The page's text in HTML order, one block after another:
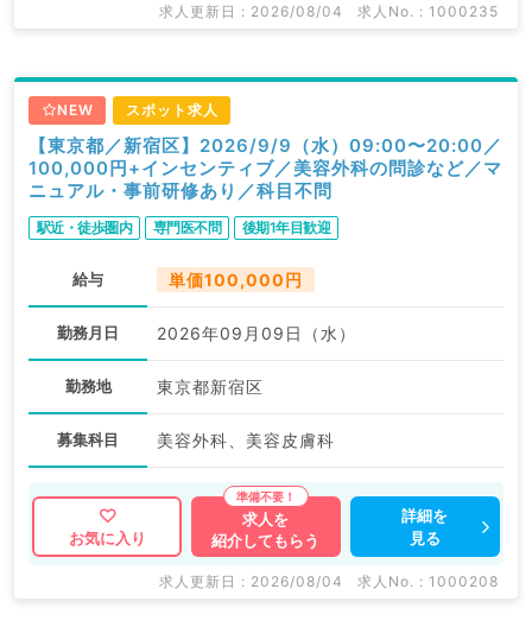
求人更新日 : 2026/08/04 求人No. : 1000235
NEW スポット求人
【東京都／新宿区】2026/9/9（水）09:00〜20:00／
100,000円+インセンティブ／美容外科の問診など／マ
ニュアル・事前研修あり／科目不問
駅近・徒歩圏内 専門医不問 後期1年目歓迎
給与 単価100,000円
勤務月日 2026年09月09日（水）
勤務地 東京都新宿区
募集科目 美容外科、美容皮膚科
お気に入り
求人を
紹介してもらう
詳細を
見る
求人更新日 : 2026/08/04 求人No. : 1000208